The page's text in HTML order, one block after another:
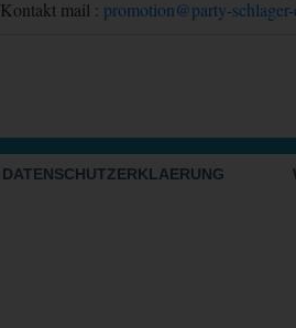
Kontakt mail : promotion@party-
DATENSCHUTZERKLAERUNG